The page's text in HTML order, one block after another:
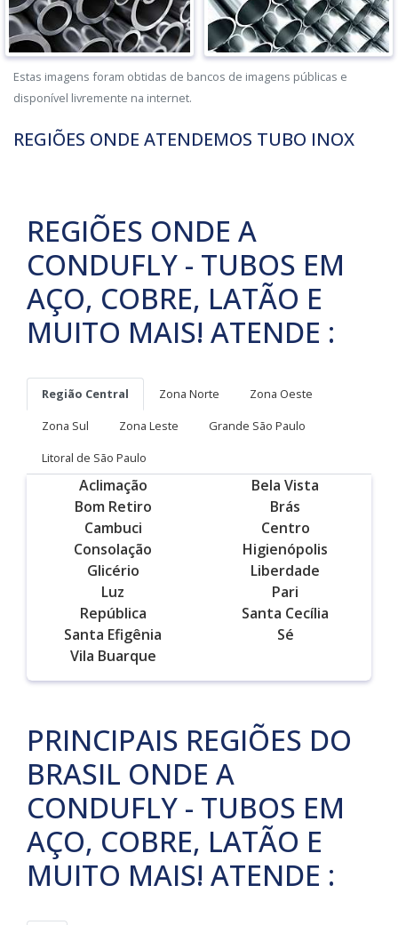
Estas imagens foram obtidas de bancos de imagens públicas e
disponível livremente na internet.
REGIÕES ONDE ATENDEMOS TUBO INOX
REGIÕES ONDE A
CONDUFLY - TUBOS EM
AÇO, COBRE, LATÃO E
MUITO MAIS! ATENDE :
Região Central Zona Norte
Zona Oeste
Zona Sul
Zona Leste
Grande São Paulo
Litoral de São Paulo
Aclimação
Bela Vista
Bom Retiro
Brás
Cambuci
Centro
Consolação
Higienópolis
Glicério
Liberdade
Luz
Pari
República
Santa Cecília
Santa Efigênia
Sé
Vila Buarque
PRINCIPAIS REGIÕES DO
BRASIL ONDE A
CONDUFLY - TUBOS EM
AÇO, COBRE, LATÃO E
MUITO MAIS! ATENDE :